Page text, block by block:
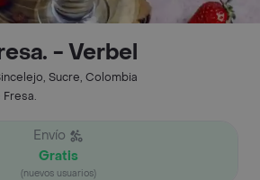
- Verbel
Sucre, Colombia
Envío
Gratis
(nuevos usuarios)